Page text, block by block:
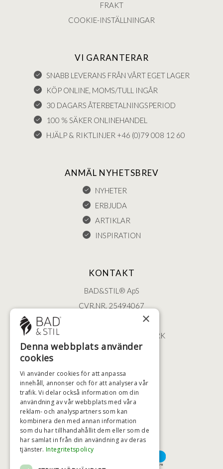
FRAKT
COOKIE-INSTÄLLNINGAR
VI GARANTERAR
SNABB LEVERANS FRÅN VÅRT EGET LAGER
KÖP ONLINE, MOMS/TULL INGÅR
30 DAGARS ÅTERBETALNINGSPERIOD
100 % SÄKER ONLINEHANDEL
HJÄLP & RIKTLINJER +46 (0)79 008 12 60
ANMÄL NYHETSBREV
NYHETER
ERBJUDA
ARTIKLAR
INSPIRATION
KONTAKT
BAD&STIL® ApS
CVR.NR. 25494067
ØSTERBROGADE 202
2100 KØBENHAVN • DANMARK
+46 (0)79 008 12 60
HÖGSTA KREDITVÄRDIGHET
BETALNINGSALTERNATIV
×
Denna webbplats använder
cookies
Vi använder cookies för att anpassa
innehåll, annonser och för att analysera vår
trafik. Vi delar också information om din
användning av vår webbplats med våra
reklam- och analyspartners som kan
kombinera den med annan information
som du har tillhandahållit dem eller som de
har samlat in från din användning av deras
tjänster. Integritetspolicy